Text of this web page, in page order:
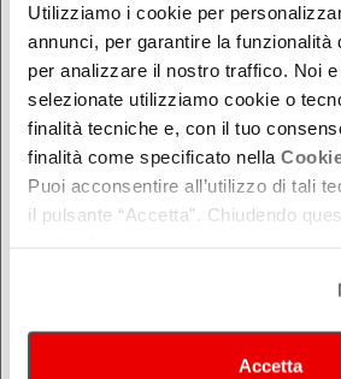
Utilizziamo i cookie per
annunci, per garantire la funzionalità
per analizzare il nostro traffico. Noi
selezionate utilizziamo cookie o
finalità tecniche e, con il tuo
finalità come specificato nella
Puoi acconsentire all’utilizzo di tali
il pulsante “Accetta”. Chiudendo
Accetta
DOVE
Bologna
Ferrara
Forlì-Cesena